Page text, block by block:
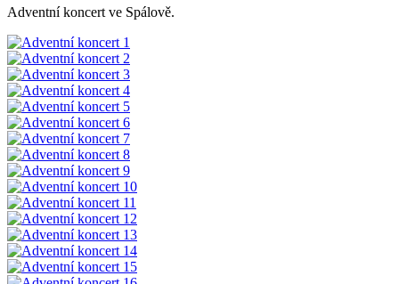
Adventní koncert ve Spálově.